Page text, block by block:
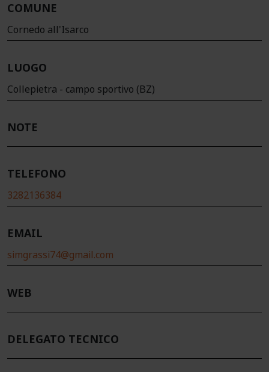
COMUNE
Cornedo all'Isarco
LUOGO
Collepietra - campo sportivo (BZ)
NOTE
TELEFONO
3282136384
EMAIL
simgrassi74@gmail.com
WEB
DELEGATO TECNICO